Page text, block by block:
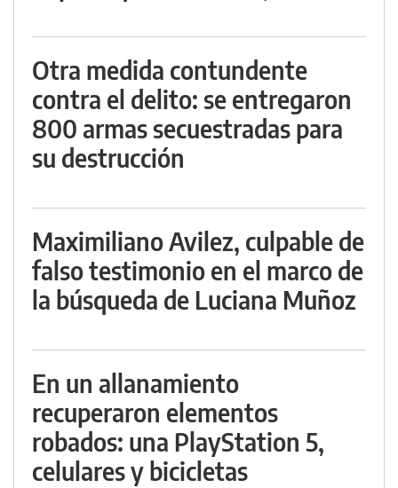
Otra medida contundente
contra el delito: se entregaron
800 armas secuestradas para
su destrucción
Maximiliano Avilez, culpable de
falso testimonio en el marco de
la búsqueda de Luciana Muñoz
En un allanamiento
recuperaron elementos
robados: una PlayStation 5,
celulares y bicicletas